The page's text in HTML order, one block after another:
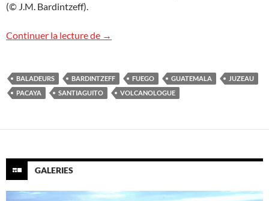
(© J.M. Bardintzeff).
Continuer la lecture de Les « Baladeurs » au Guatemala
→
BALADEURS BARDINTZEFF FUEGO GUATEMALA
JUZEAU
PACAYA
SANTIAGUITO VOLCANOLOGUE
GALERIES